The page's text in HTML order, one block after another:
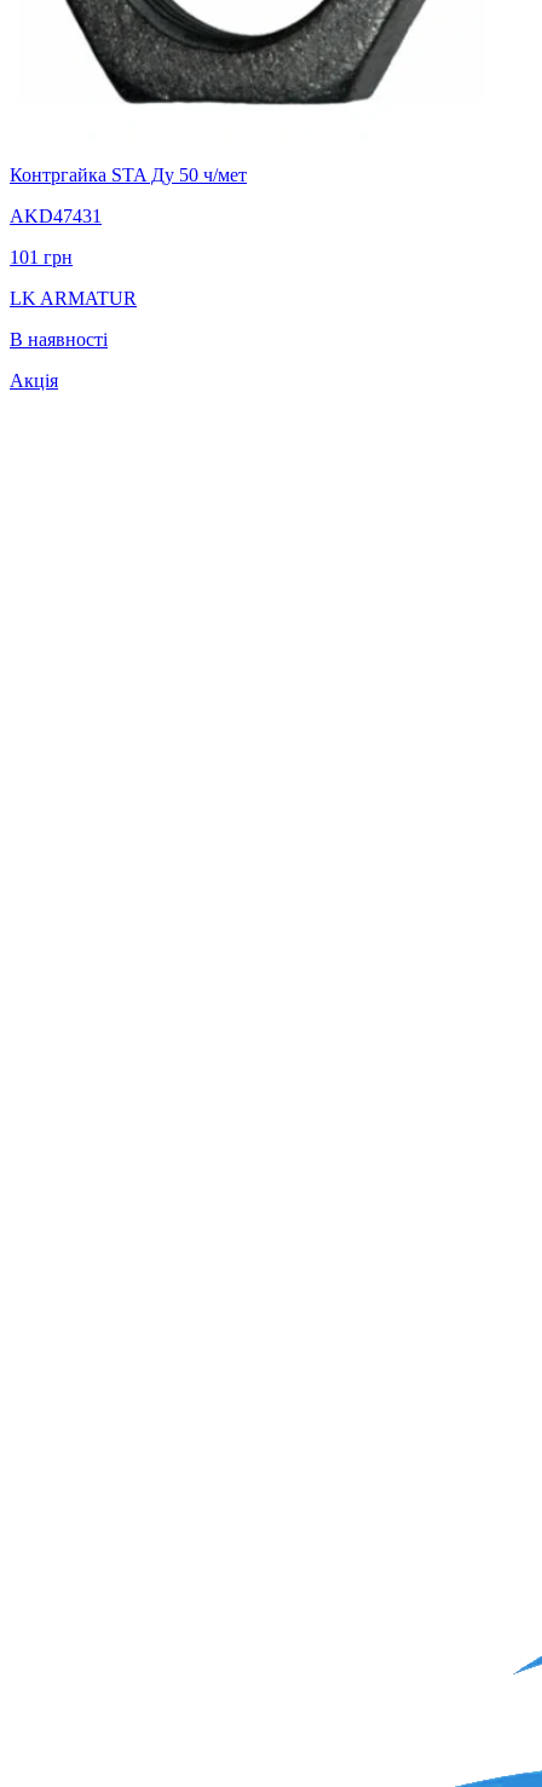
Контргайка STA Ду 50 ч/мет
AKD47431
101 грн
LK ARMATUR
В наявності
Акція